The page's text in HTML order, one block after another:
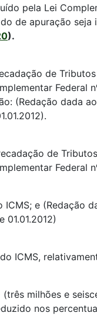
pela Lei
de apuração seja
).
de
Federal
(Redação dada
de
Federal
e (Redação
ICMS,
milhões e
nos